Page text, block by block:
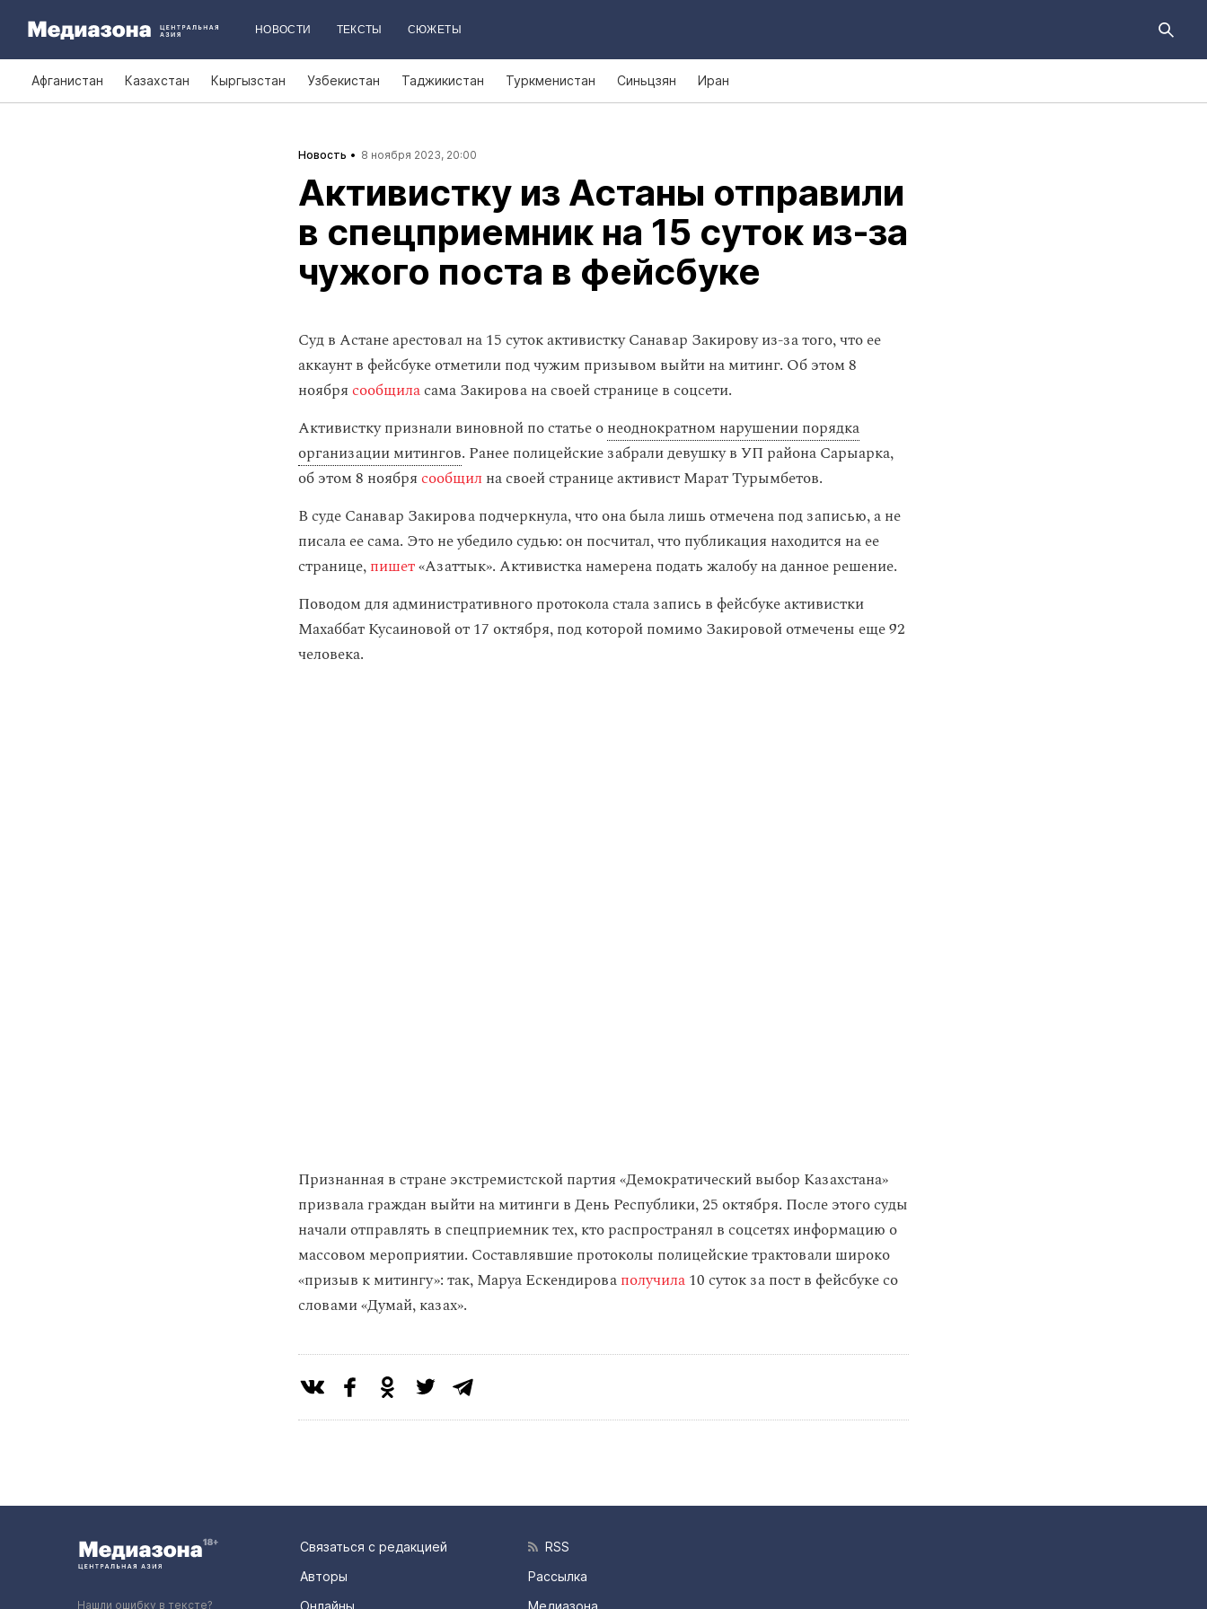
НОВОСТИ ТЕКСТЫ СЮЖЕТЫ
Афганистан Казахстан Кыргызстан Узбекистан Таджикистан Туркменистан Синьцзян Иран
Новость 8 ноября 2023, 20:00
Активистку из Астаны отправили
в спецприемник на 15 суток из‑за
чужого поста в фейсбуке
Суд в Астане арестовал на 15 суток активистку Санавар Закирову из-за того, что ее
аккаунт в фейсбуке отметили под чужим призывом выйти на митинг. Об этом 8
ноябрясообщиласама Закирова на своей странице в соцсети.
Активистку признали виновной по статье онеоднократном нарушении порядка
организации митингов. Ранее полицейские забрали девушку в УП района Сарыарка,
об этом 8 ноябрясообщил на своей странице активист Марат Турымбетов.
В суде Санавар Закирова подчеркнула, что она была лишь отмечена под записью, а не
писала ее сама. Это не убедило судью: он посчитал, что публикация находится на ее
странице,пишет«Азаттык». Активистка намерена подать жалобу на данное решение.
Поводом для административного протокола стала запись в фейсбуке активистки
Махаббат Кусаиновой от 17 октября, под которой помимо Закировой отмечены еще 92
человека.
Признанная в стране экстремистской партия «Демократический выбор Казахстана»
призвала граждан выйти на митинги в День Республики, 25 октября. После этого суды
начали отправлять в спецприемник тех, кто распространял в соцсетях информацию о
массовом мероприятии. Составлявшие протоколы полицейские трактовали широко
«призыв к митингу»: так, Маруа Ескендироваполучила10 суток за пост в фейсбуке со
словами «Думай, казах».
Нашли ошибку в тексте?
Связаться с редакцией
Авторы
Онлайны
RSS
Рассылка
Медиазона